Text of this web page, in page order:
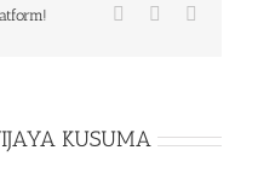
Facebook
KUSUMA